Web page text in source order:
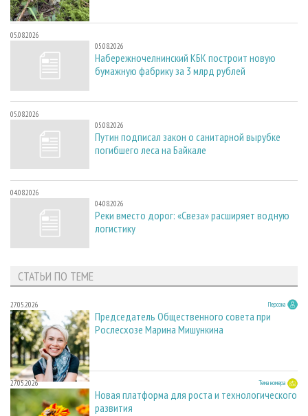
05.08.2026
05.08.2026
Набережночелнинский КБК построит новую
бумажную фабрику за 3 млрд рублей
05.08.2026
05.08.2026
Путин подписал закон о санитарной вырубке
погибшего леса на Байкале
04.08.2026
04.08.2026
Реки вместо дорог: «Свеза» расширяет водную
логистику
СТАТЬИ ПО ТЕМЕ
27.05.2026 Персона
Председатель Общественного совета при
Рослесхозе Марина Мишункина
27.05.2026 Тема номера
Новая платформа для роста и технологического
развития